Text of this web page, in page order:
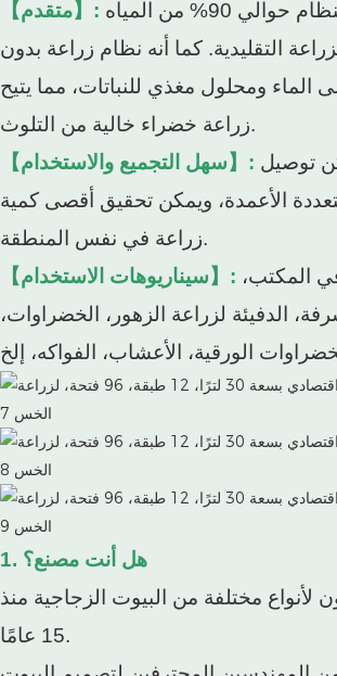
【متقدم】:
التقليدية. كما أنه نظام زراعة بدون
الماء ومحلول مغذي للنباتات، مما يتيح
زراعة خضراء خالية من التلوث.
【سهل التجميع والاستخدام】:
الأعمدة، ويمكن تحقيق أقصى كمية
زراعة في نفس المنطقة.
【سيناريوهات الاستخدام】:
الدفيئة لزراعة الزهور، الخضراوات،
1. هل أنت مصنع؟
لأنواع مختلفة من البيوت الزجاجية منذ
15 عامًا.